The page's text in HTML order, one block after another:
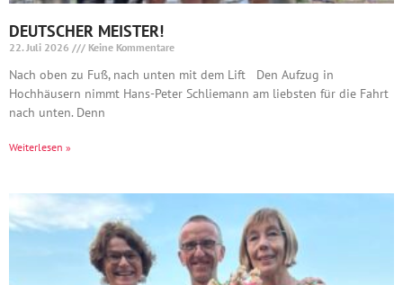
DEUTSCHER MEISTER!
22. Juli 2026 Keine Kommentare
Nach oben zu Fuß, nach unten mit dem Lift Den Aufzug in
Hochhäusern nimmt Hans-Peter Schliemann am liebsten für die Fahrt
nach unten. Denn
Weiterlesen »